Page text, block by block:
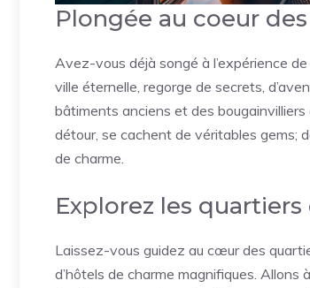
Plongée au coeur
Avez-vous déjà songé à l’expérience
ville éternelle, regorge de secrets,
bâtiments anciens et des
détour, se cachent de véritables gems;
de charme.
Explorez les
Laissez-vous guidez au cœur des
d’hôtels de charme magnifiques.